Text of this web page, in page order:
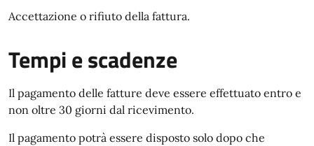
Accettazione o rifiuto della fattura.
Tempi e scadenze
Il pagamento delle fatture deve essere effettuato entro e
non oltre 30 giorni dal ricevimento.
Il pagamento potrà essere disposto solo dopo che